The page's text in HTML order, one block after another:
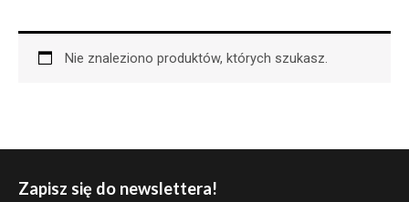
Nie znaleziono produktów, których szukasz.
Zapisz się do newslettera!